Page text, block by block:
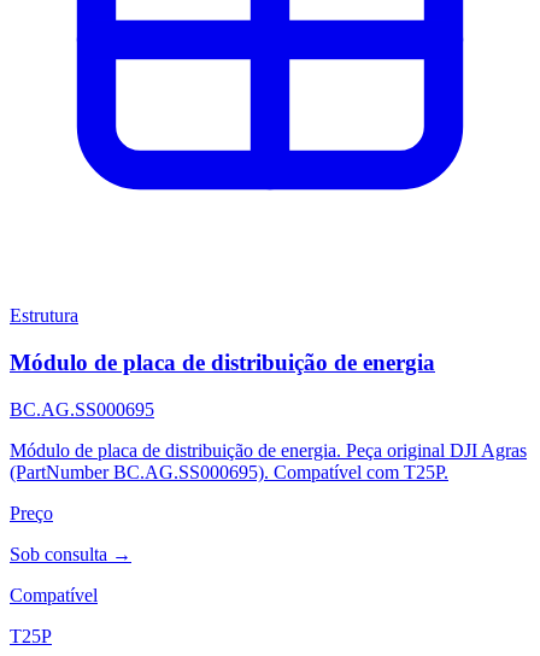
Estrutura
Módulo de placa de distribuição de energia
BC.AG.SS000695
Módulo de placa de distribuição de energia. Peça original DJI Agras
(PartNumber BC.AG.SS000695). Compatível com T25P.
Preço
Sob consulta →
Compatível
T25P